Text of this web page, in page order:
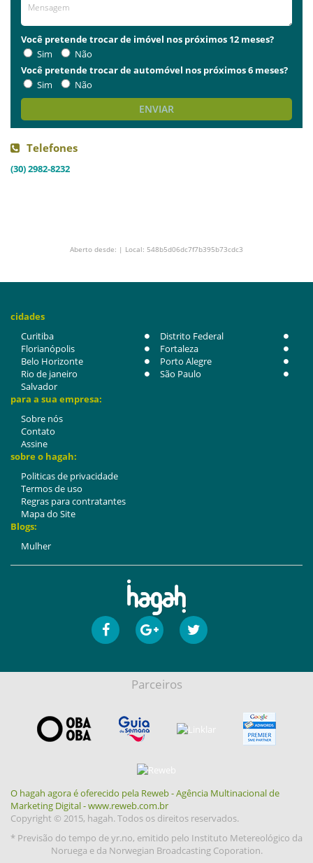
Você pretende trocar de imóvel nos próximos 12 meses?
Sim
Não
Você pretende trocar de automóvel nos próximos 6 meses?
Sim
Não
ENVIAR
Telefones
(30) 2982-8232
Aberto desde: | Local: 548b5d06dc7f7b395b73cdc3
cidades
Curitiba
Distrito Federal
Florianópolis
Fortaleza
Belo Horizonte
Porto Alegre
Rio de janeiro
São Paulo
Salvador
para a sua empresa:
Sobre nós
Contato
Assine
sobre o hagah:
Politicas de privacidade
Termos de uso
Regras para contratantes
Mapa do Site
Blogs:
Mulher
Parceiros
O hagah agora é oferecido pela Reweb - Agência Multinacional de
Marketing Digital - www.reweb.com.br
Copyright © 2015, hagah. Todos os direitos reservados.
* Previsão do tempo de yr.no, emitido pelo Instituto Metereológico da
Noruega e da Norwegian Broadcasting Coporation.